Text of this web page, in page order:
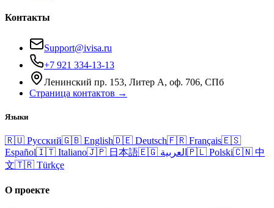
Контакты
Support@ivisa.ru
+7 921 334-13-13
Ленинский пр. 153, Литер А, оф. 706, СПб
Страница контактов →
Языки
🇷🇺 Русский🇬🇧 English🇩🇪 Deutsch🇫🇷 Français🇪🇸
Español🇮🇹 Italiano🇯🇵 日本語🇪🇬 العربية 🇵🇱 Polski🇨🇳 中
文🇹🇷 Türkçe
О проекте